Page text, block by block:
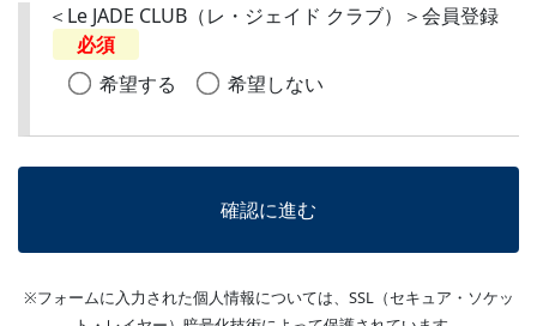
＜Le JADE CLUB（レ・ジェイド クラブ）＞会員登録
必須
希望する
希望しない
※フォームに入力された個人情報については、SSL（セキュア・ソケッ